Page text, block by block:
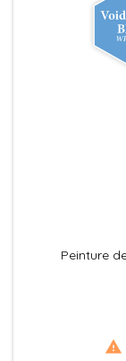
Peinture
